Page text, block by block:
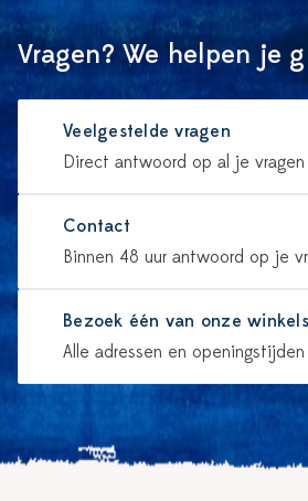
Vragen? We helpen je
Veelgestelde vragen
Direct antwoord op al je vragen
Contact
Binnen 48 uur antwoord op je
Bezoek één van onze winkels
Alle adressen en openingstijden